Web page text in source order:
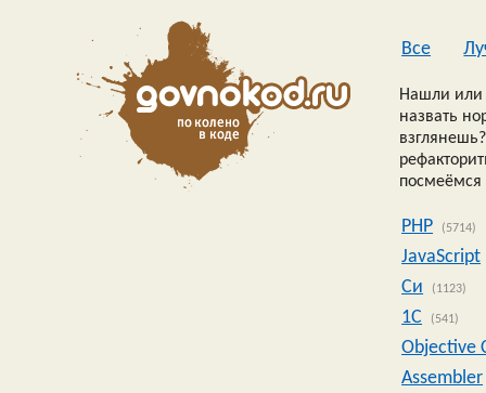
Все
Нашли или
назвать
посмеёмся
PHP (5714)
JavaScript
Си
(1123)
1C (541)
Objective
Assembler